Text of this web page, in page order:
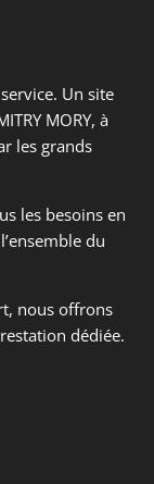
Un site
MORY, à
les grands
les besoins en
du
nous offrons
dédiée.